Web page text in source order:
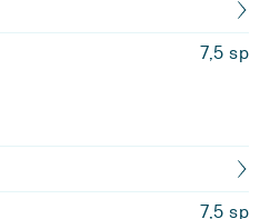
7,5 sp
7,5 sp